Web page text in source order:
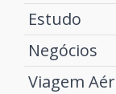
Estudo
Negócios
Viagem